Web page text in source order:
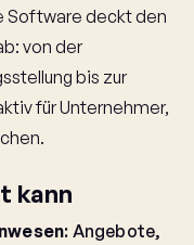
Software deckt den
von der
bis zur
für Unternehmer,
kann
: Angebote,